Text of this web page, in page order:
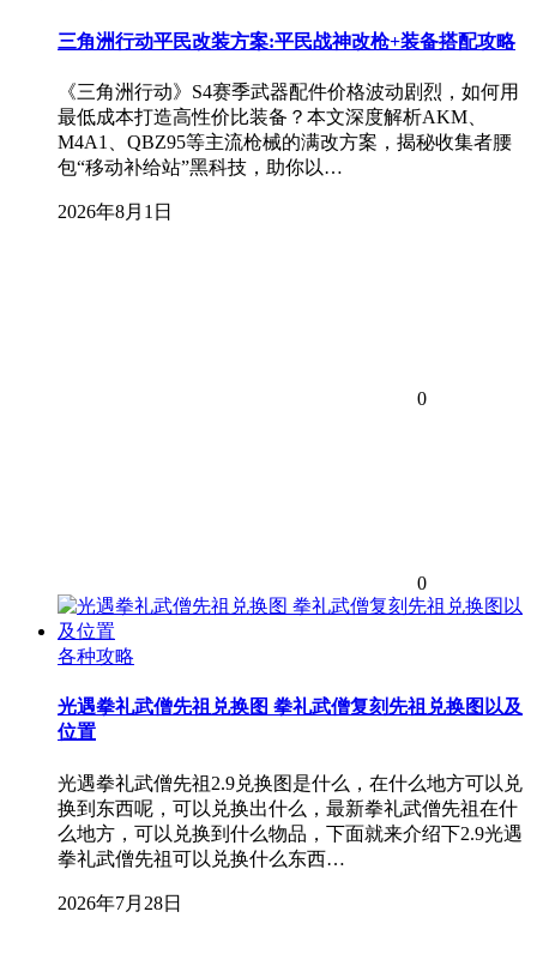
三角洲行动平民改装方案:平民战神改枪+装备搭配攻略
《三角洲行动》S4赛季武器配件价格波动剧烈，如何用
最低成本打造高性价比装备？本文深度解析AKM、
M4A1、QBZ95等主流枪械的满改方案，揭秘收集者腰
包“移动补给站”黑科技，助你以…
2026年8月1日
0
0
各种攻略
光遇拳礼武僧先祖兑换图 拳礼武僧复刻先祖兑换图以及
位置
光遇拳礼武僧先祖2.9兑换图是什么，在什么地方可以兑
换到东西呢，可以兑换出什么，最新拳礼武僧先祖在什
么地方，可以兑换到什么物品，下面就来介绍下2.9光遇
拳礼武僧先祖可以兑换什么东西…
2026年7月28日